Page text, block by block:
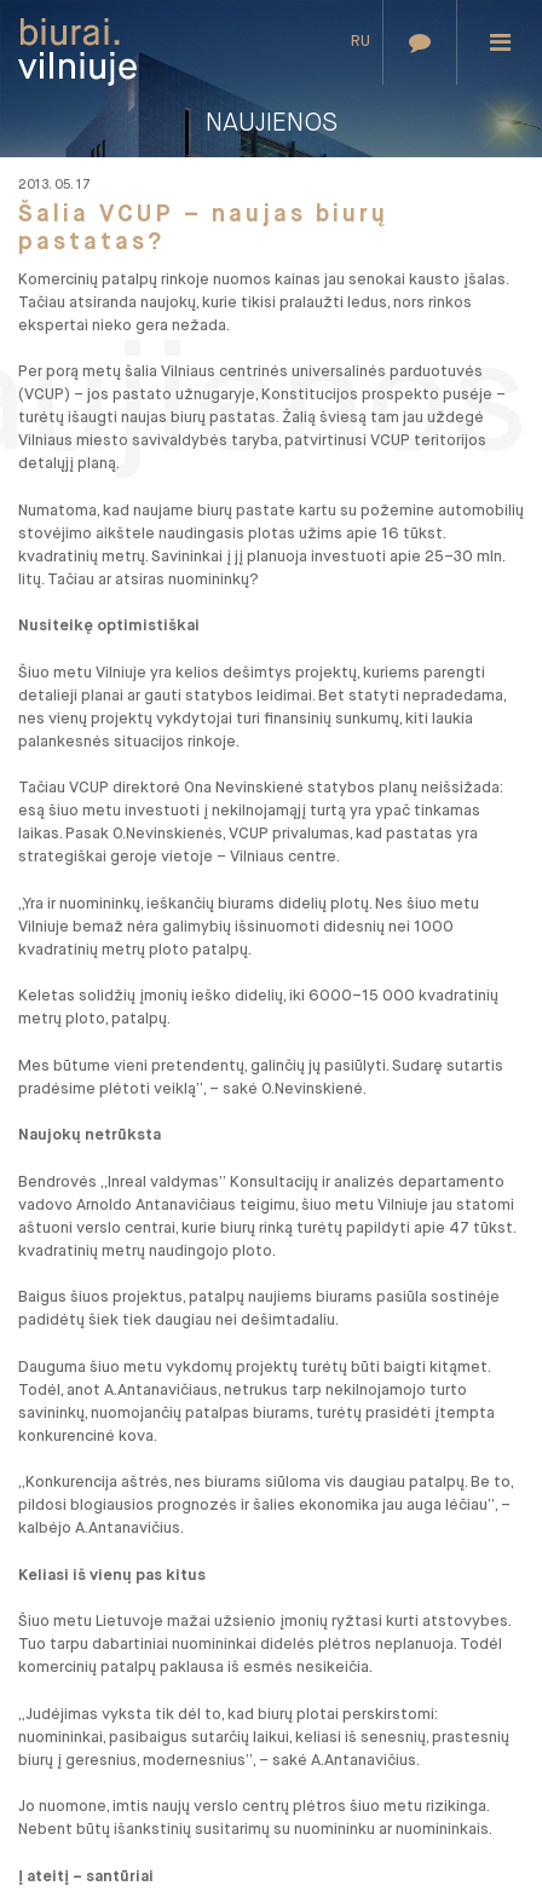
RU
NAUJIENOS
2013. 05. 17
Šalia VCUP – naujas biurų
pastatas?
Komercinių patalpų rinkoje nuomos kainas jau senokai kausto įšalas.
Tačiau atsiranda naujokų, kurie tikisi pralaužti ledus, nors rinkos
ekspertai nieko gera nežada.
Per porą metų šalia Vilniaus centrinės universalinės parduotuvės
(VCUP) – jos pastato užnugaryje, Konstitucijos prospekto pusėje –
turėtų išaugti naujas biurų pastatas. Žalią šviesą tam jau uždegė
Vilniaus miesto savivaldybės taryba, patvirtinusi VCUP teritorijos
detalųjį planą.
Numatoma, kad naujame biurų pastate kartu su požemine automobilių
stovėjimo aikštele naudingasis plotas užims apie 16 tūkst.
kvadratinių metrų. Savininkai į jį planuoja investuoti apie 25–30 mln.
litų. Tačiau ar atsiras nuomininkų?
Nusiteikę optimistiškai
Šiuo metu Vilniuje yra kelios dešimtys projektų, kuriems parengti
detalieji planai ar gauti statybos leidimai. Bet statyti nepradedama,
nes vienų projektų vykdytojai turi finansinių sunkumų, kiti laukia
palankesnės situacijos rinkoje.
Tačiau VCUP direktorė Ona Nevinskienė statybos planų neišsižada:
esą šiuo metu investuoti į nekilnojamąjį turtą yra ypač tinkamas
laikas. Pasak O.Nevinskienės, VCUP privalumas, kad pastatas yra
strategiškai geroje vietoje – Vilniaus centre.
„Yra ir nuomininkų, ieškančių biurams didelių plotų. Nes šiuo metu
Vilniuje bemaž nėra galimybių išsinuomoti didesnių nei 1000
kvadratinių metrų ploto patalpų.
Keletas solidžių įmonių ieško didelių, iki 6000–15 000 kvadratinių
metrų ploto, patalpų.
Mes būtume vieni pretendentų, galinčių jų pasiūlyti. Sudarę sutartis
pradėsime plėtoti veiklą”, – sakė O.Nevinskienė.
Naujokų netrūksta
Bendrovės „Inreal valdymas” Konsultacijų ir analizės departamento
vadovo Arnoldo Antanavičiaus teigimu, šiuo metu Vilniuje jau statomi
aštuoni verslo centrai, kurie biurų rinką turėtų papildyti apie 47 tūkst.
kvadratinių metrų naudingojo ploto.
Baigus šiuos projektus, patalpų naujiems biurams pasiūla sostinėje
padidėtų šiek tiek daugiau nei dešimtadaliu.
Dauguma šiuo metu vykdomų projektų turėtų būti baigti kitąmet.
Todėl, anot A.Antanavičiaus, netrukus tarp nekilnojamojo turto
savininkų, nuomojančių patalpas biurams, turėtų prasidėti įtempta
konkurencinė kova.
„Konkurencija aštrės, nes biurams siūloma vis daugiau patalpų. Be to,
pildosi blogiausios prognozės ir šalies ekonomika jau auga lėčiau”, –
kalbėjo A.Antanavičius.
Keliasi iš vienų pas kitus
Šiuo metu Lietuvoje mažai užsienio įmonių ryžtasi kurti atstovybes.
Tuo tarpu dabartiniai nuomininkai didelės plėtros neplanuoja. Todėl
komercinių patalpų paklausa iš esmės nesikeičia.
„Judėjimas vyksta tik dėl to, kad biurų plotai perskirstomi:
nuomininkai, pasibaigus sutarčių laikui, keliasi iš senesnių, prastesnių
biurų į geresnius, modernesnius”, – sakė A.Antanavičius.
Jo nuomone, imtis naujų verslo centrų plėtros šiuo metu rizikinga.
Nebent būtų išankstinių susitarimų su nuomininku ar nuomininkais.
Į ateitį – santūriai